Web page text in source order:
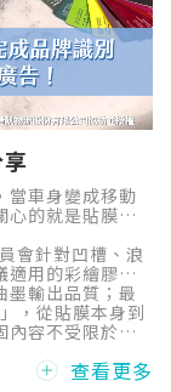
當車身變成移動
心的就是貼膜品
會針對凹槽、浪
適用的彩繪膠膜
墨輸出品質；最
，從貼膜本身到
內容不受限於屆
查看更多